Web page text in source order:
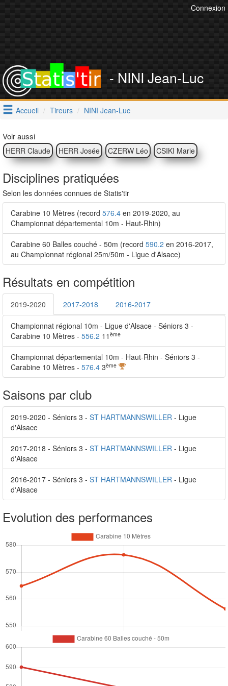
Connexion
- NINI Jean-Luc
Accueil Tireurs NINI Jean-Luc
Voir aussi
HERR Claude HERR Josée CZERW Léo CSIKI Marie
Disciplines pratiquées
Selon les données connues de Statis'tir
Carabine 10 Mètres (record 576.4 en 2019-2020, au
Championnat départemental 10m - Haut-Rhin)
Carabine 60 Balles couché - 50m (record 590.2 en 2016-2017,
au Championnat régional 25m/50m - Ligue d'Alsace)
Résultats en compétition
2019-2020 2017-2018 2016-2017
Championnat régional 10m - Ligue d'Alsace - Séniors 3 -
Carabine 10 Mètres - 556.2 11 ème
Championnat départemental 10m - Haut-Rhin - Séniors 3 -
Carabine 10 Mètres - 576.4 3ème
Saisons par club
2019-2020 - Séniors 3 - ST HARTMANNSWILLER - Ligue
d'Alsace
2017-2018 - Séniors 3 - ST HARTMANNSWILLER - Ligue
d'Alsace
2016-2017 - Séniors 3 - ST HARTMANNSWILLER - Ligue
d'Alsace
Evolution des performances